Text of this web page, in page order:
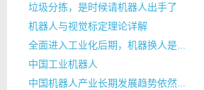
垃圾分拣，是时候请机器人出手了
机器人与视觉标定理论详解
全面进入工业化后期，机器换人是...
中国工业机器人
中国机器人产业长期发展趋势依然...